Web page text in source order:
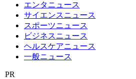
エンタニュース
サイエンスニュース
スポーツニュース
ビジネスニュース
ヘルスケアニュース
一般ニュース
PR